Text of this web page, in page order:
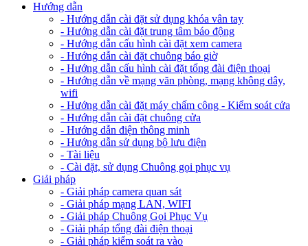
Hướng dẫn
- Hướng dẫn cài đặt sử dụng khóa vân tay
- Hướng dẫn cài đặt trung tâm báo động
- Hướng dẫn cấu hình cài đặt xem camera
- Hướng dẫn cài đặt chuông báo giờ
- Hướng dẫn cấu hình cài đặt tổng đài điện thoại
- Hướng dẫn về mạng văn phòng, mạng không dây,
wifi
- Hướng dẫn cài đặt máy chấm công - Kiểm soát cửa
- Hướng dẫn cài đặt chuông cửa
- Hướng dẫn điện thông minh
- Hướng dẫn sử dụng bộ lưu điện
- Tài liệu
- Cài đặt, sử dụng Chuông gọi phục vụ
Giải pháp
- Giải pháp camera quan sát
- Giải pháp mạng LAN, WIFI
- Giải pháp Chuông Gọi Phục Vụ
- Giải pháp tổng đài điện thoại
- Giải pháp kiểm soát ra vào